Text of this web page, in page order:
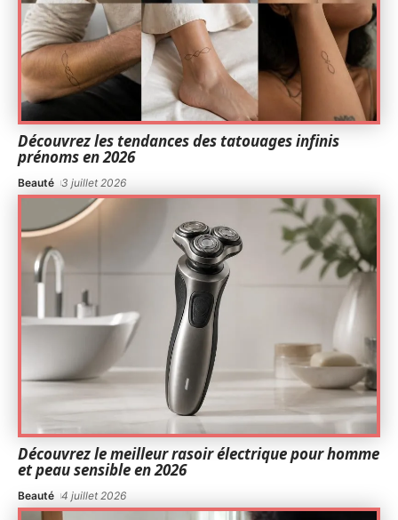
Découvrez les tendances des tatouages infinis
prénoms en 2026
Beauté 3 juillet 2026
Découvrez le meilleur rasoir électrique pour homme
et peau sensible en 2026
Beauté 4 juillet 2026